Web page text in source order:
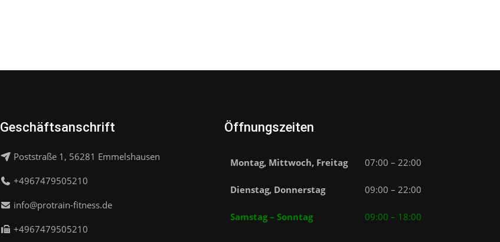
Geschäftsanschrift
Poststraße 1, 56281 Emmelshausen
+4967479505210
info@protrain-fitness.de
+4967479505210
Öffnungszeiten
Montag, Mittwoch, Freitag 07:00 – 22:00
Dienstag, Donnerstag 09:00 – 22:00
Samstag – Sonntag 09:00 – 18:00